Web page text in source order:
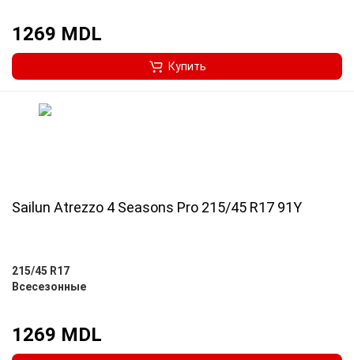
1269 MDL
Купить
Sailun Atrezzo 4 Seasons Pro 215/45 R17 91Y
215/45 R17
Всесезонные
1269 MDL